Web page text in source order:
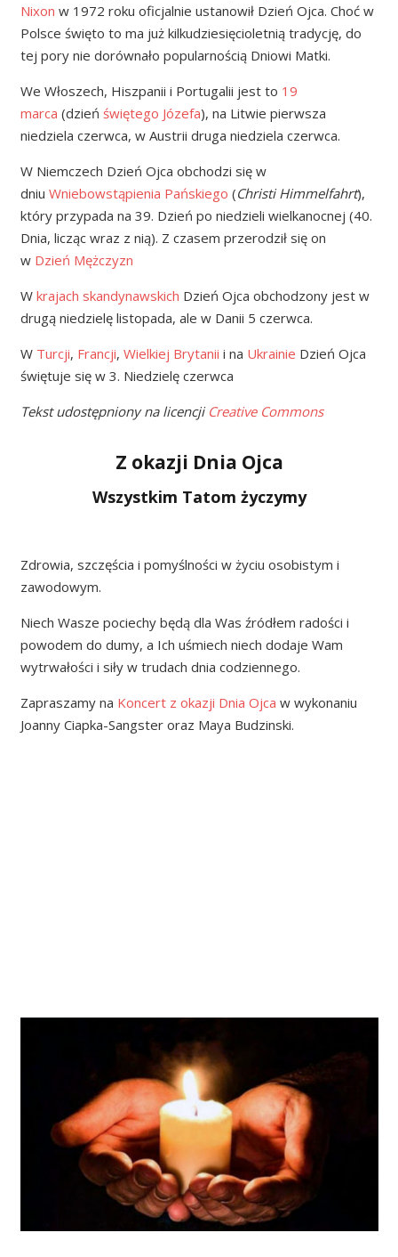
Nixon w 1972 roku oficjalnie ustanowił Dzień Ojca. Choć w
Polsce święto to ma już kilkudziesięcioletnią tradycję, do
tej pory nie dorównało popularnością Dniowi Matki.
We Włoszech, Hiszpanii i Portugalii jest to 19
marca (dzień świętego Józefa), na Litwie pierwsza
niedziela czerwca, w Austrii druga niedziela czerwca.
W Niemczech Dzień Ojca obchodzi się w
dniu Wniebowstąpienia Pańskiego (Christi Himmelfahrt),
który przypada na 39. Dzień po niedzieli wielkanocnej (40.
Dnia, licząc wraz z nią). Z czasem przerodził się on
w Dzień Mężczyzn
W krajach skandynawskich Dzień Ojca obchodzony jest w
drugą niedzielę listopada, ale w Danii 5 czerwca.
W Turcji, Francji, Wielkiej Brytanii i na Ukrainie Dzień Ojca
świętuje się w 3. Niedzielę czerwca
Tekst udostępniony na licencji Creative Commons
Z okazji Dnia Ojca
Wszystkim Tatom życzymy
Zdrowia, szczęścia i pomyślności w życiu osobistym i
zawodowym.
Niech Wasze pociechy będą dla Was źródłem radości i
powodem do dumy, a Ich uśmiech niech dodaje Wam
wytrwałości i siły w trudach dnia codziennego.
Zapraszamy na Koncert z okazji Dnia Ojca w wykonaniu
Joanny Ciapka-Sangster oraz Maya Budzinski.